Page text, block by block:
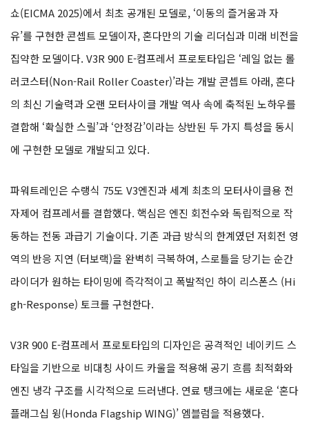
쇼(EICMA 2025)에서 최초 공개된 모델로, ‘이동의 즐거움과 자
유’를 구현한 콘셉트 모델이자, 혼다만의 기술 리더십과 미래 비전을
집약한 모델이다. V3R 900 E-컴프레서 프로토타입은 ‘레일 없는 롤
러코스터(Non-Rail Roller Coaster)’라는 개발 콘셉트 아래, 혼다
의 최신 기술력과 오랜 모터사이클 개발 역사 속에 축적된 노하우를
결합해 ‘확실한 스릴’과 ‘안정감’이라는 상반된 두 가지 특성을 동시
에 구현한 모델로 개발되고 있다.
파워트레인은 수랭식 75도 V3엔진과 세계 최초의 모터사이클용 전
자제어 컴프레서를 결합했다. 핵심은 엔진 회전수와 독립적으로 작
동하는 전동 과급기 기술이다. 기존 과급 방식의 한계였던 저회전 영
역의 반응 지연 (터보랙)을 완벽히 극복하여, 스로틀을 당기는 순간
라이더가 원하는 타이밍에 즉각적이고 폭발적인 하이 리스폰스 (Hi
gh-Response) 토크를 구현한다.
V3R 900 E-컴프레서 프로토타입의 디자인은 공격적인 네이키드 스
타일을 기반으로 비대칭 사이드 카울을 적용해 공기 흐름 최적화와
엔진 냉각 구조를 시각적으로 드러낸다. 연료 탱크에는 새로운 ‘혼다
플래그십 윙(Honda Flagship WING)’ 엠블럼을 적용했다.